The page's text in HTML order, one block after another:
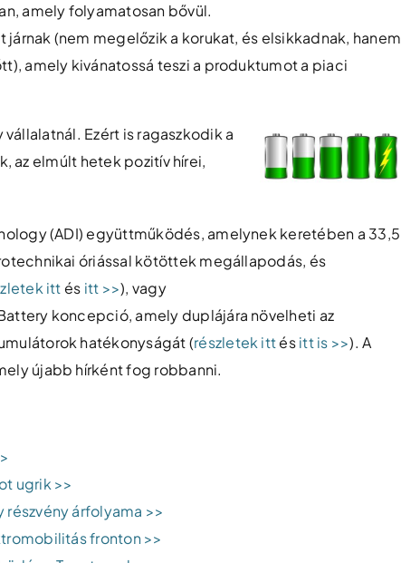
amely folyamatosan bővül.
(nem megelőzik a korukat, és elsikkadnak, hanem
amely kivánatossá teszi a produktumot a piaci
Ezért is ragaszkodik a
az elmúlt hetek pozitív hírei,
(ADI) együttműködés, amelynek keretében a 33,5
óriással kötöttek megállapodás, és
itt és itt >>), vagy
koncepció, amely duplájára növelheti az
hatékonyságát (részletek ittésitt is >>). A
újabb hírként fog robbanni.
ugrik >>
árfolyama >>
fronton >>